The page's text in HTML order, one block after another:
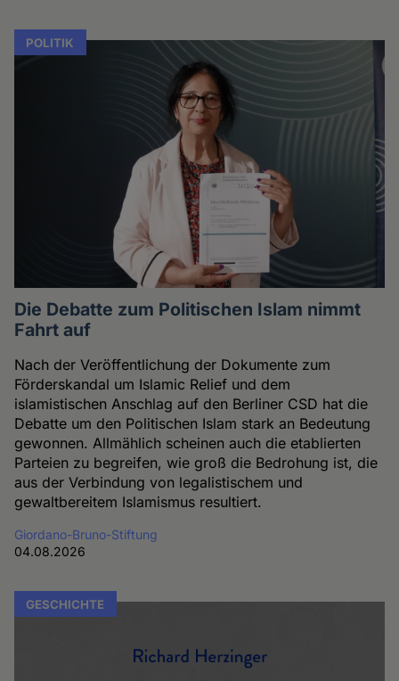
POLITIK
Die Debatte zum Politischen Islam nimmt
Fahrt auf
Nach der Veröffentlichung der Dokumente zum
Förderskandal um Islamic Relief und dem
islamistischen Anschlag auf den Berliner CSD hat die
Debatte um den Politischen Islam stark an Bedeutung
gewonnen. Allmählich scheinen auch die etablierten
Parteien zu begreifen, wie groß die Bedrohung ist, die
aus der Verbindung von legalistischem und
gewaltbereitem Islamismus resultiert.
Giordano-Bruno-Stiftung
04.08.2026
GESCHICHTE